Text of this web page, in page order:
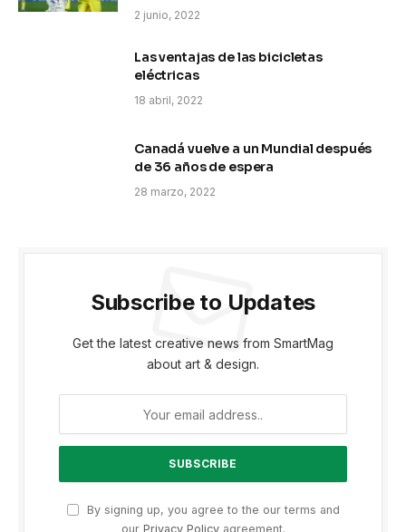
2 junio, 2022
Las ventajas de las bicicletas
eléctricas
18 abril, 2022
Canadá vuelve a un Mundial después
de 36 años de espera
28 marzo, 2022
Subscribe to Updates
Get the latest creative news from SmartMag
about art & design.
By signing up, you agree to the our terms and
our Privacy Policyagreement.